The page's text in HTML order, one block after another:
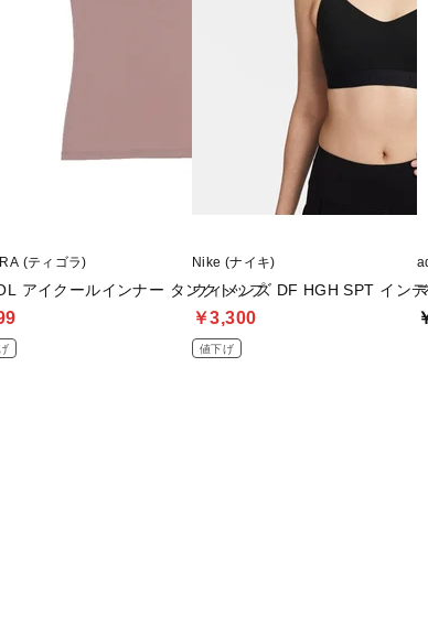
(ティゴラ)
アイクールインナー タンクトップ
Nike (ナイキ)
ウィメンズ DF HGH SPT イン
￥3,300
値下げ